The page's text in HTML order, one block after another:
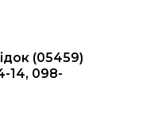
Як
став
(05459)
14, 098-